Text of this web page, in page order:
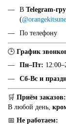
В Telegram-
(
По телефону
🕒 График
Пн–Пт:
Сб-Вс и
🛒 Приём заказов:
В любой день,
📅 Не работаем: